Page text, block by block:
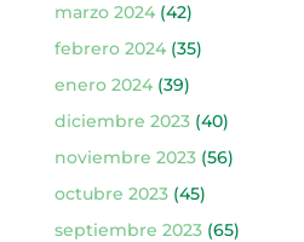
marzo 2024(42)
febrero 2024(35)
enero 2024(39)
diciembre 2023(40)
noviembre 2023(56)
octubre 2023(45)
septiembre 2023(65)